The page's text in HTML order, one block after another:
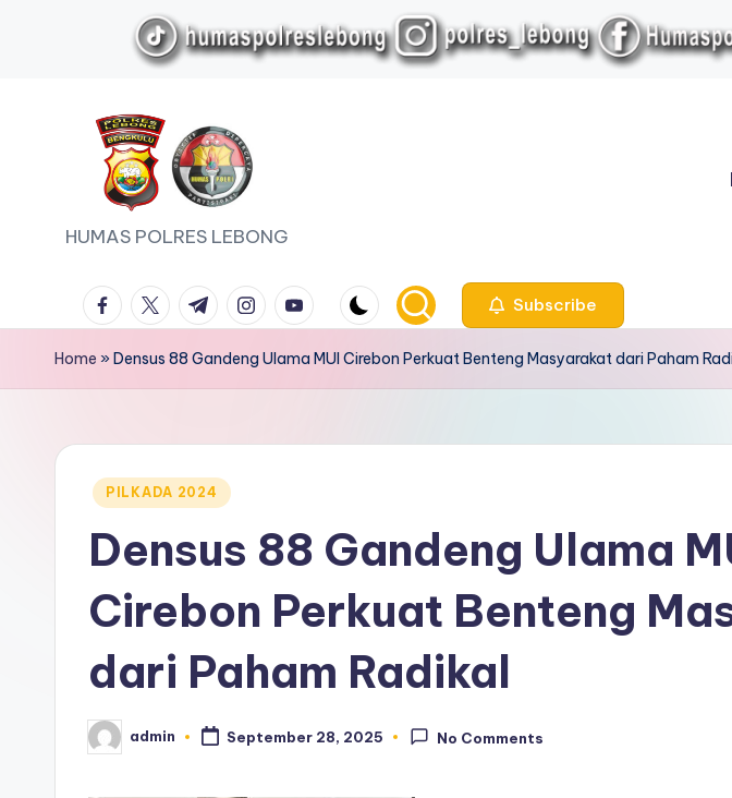
HUMAS POLRES LEBONG
facebook.com
twitter.com
t.me instagram.com
youtube.com Subscribe
Home »Densus 88 Gandeng Ulama MUI Cirebon Perkuat Benteng Masyarakat dari Paham
Posted
PILKADA 2024
Densus 88 Gandeng Ulama
Cirebon Perkuat Benteng
dari Paham Radikal
Posted
by
admin September 28, 2025 No Comments